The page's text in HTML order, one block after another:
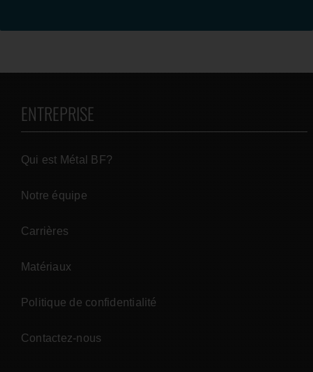
ENTREPRISE
Qui est Métal BF?
Notre équipe
Carrières
Matériaux
Politique de confidentialité
Contactez-nous